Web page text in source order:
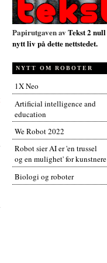
Papirutgaven av Tekst 2 null
nytt liv på dette nettstedet.
NYTT OM ROBOTER
1X Neo
Artificial intelligence and
education
We Robot 2022
Robot sier AI er 'en trussel
og en mulighet' for kunstnere
Biologi og roboter